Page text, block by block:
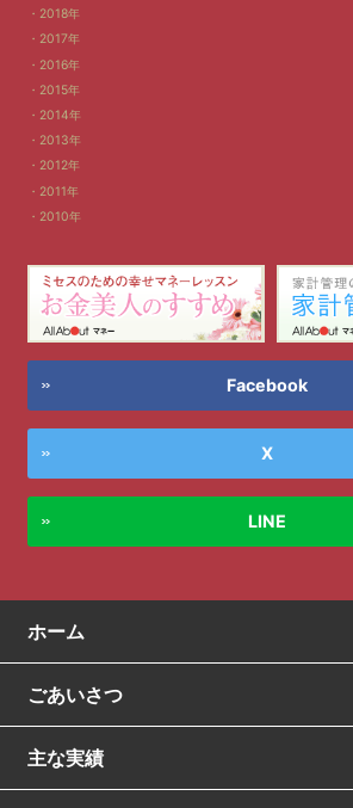
2018年
2017年
2016年
2015年
2014年
2013年
2012年
2011年
2010年
Facebook
X
LINE
ホーム
ごあいさつ
主な実績